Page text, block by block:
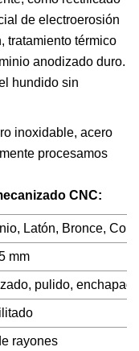
de electroerosión
tratamiento térmico
anodizado duro.
hundido sin
inoxidable, acero
procesamos
CNC:
Latón, Bronce,
mm
pulido,
rayones